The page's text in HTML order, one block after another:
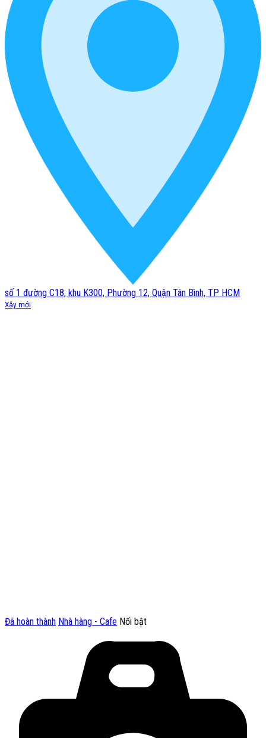
số 1 đường C18, khu K300, Phường 12, Quận Tân Bình, TP HCM
Xây mới
Đã hoàn thành Nhà hàng - Cafe Nổi bật